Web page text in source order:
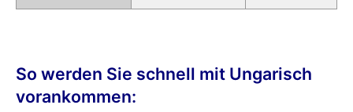
So werden Sie schnell mit Ungarisch
vorankommen: